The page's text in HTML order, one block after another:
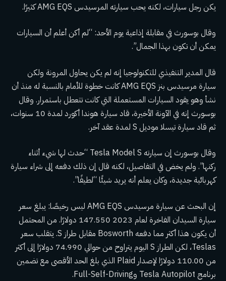
يكن رجل سيارات، لكنه يحب سيارته المرسيدس AMG EQS كثيرًا.
وقال بوسورث في مقابلة إذاعية يوم الأحد: “لم أكن أعلم أن السيارات
يمكن أن تكون بهذا الجمال”.
قال المدير التنفيذي للتكنولوجيا إنه لم يكن يحاول المرونة ولكن
سيارة مرسيدس بنز AMG EQS كانت خطوة للأمام بالنسبة له منذ أن
نشأ وهو يقود السيارات المستعملة التي كانت تتعطل باستمرار. وقال
بوسورث إنه في الآونة الأخيرة، قاد سيارة هوندا أكورد لمدة 10 سنوات،
ثم قاد سيارة تيسلا موديل S لمدة عقد آخر.
وقال بوسورث إن سيارته Tesla Model S “حدث لها شيء أثناء
ركنها”. ولم يخض في التفاصيل، لكنه قال إن ذلك دفعه إلى شراء سيارة
كهربائية جديدة، وكان يعلم أنه يريد شيئًا “لطيفًا”.
إن البحث عن سيارة مرسيدس AMG EQS ليس رخيصًا: يبلغ سعر
سيارة السيدان الفاخرة لعام 2023 147.550 دولارًا. من المحتمل
أن يكون هذا أكثر مما دفعه Bosworth مقابل طراز S. يتقلب سعر
Teslas، لكن الطراز S اليوم يتراوح من حوالي 74.990 دولارًا إلى أكثر
من 110.00 دولارًا لإصدار Plaid الذي بلغ الحد الأقصى مع تضمين
برنامج Tesla Autopilot وFull-Self-Driving.